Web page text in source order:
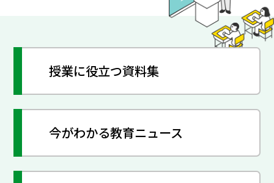
授業に役立つ資料集
今がわかる教育ニュース